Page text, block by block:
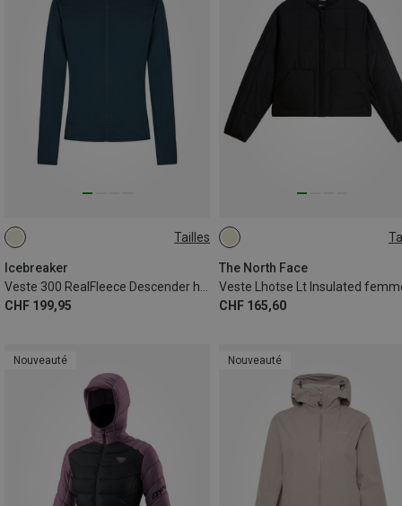
Tailles
Icebreaker
CHF 199,95
S
The North Face
Veste Lhotse Lt Insulated
CHF 165,60
XS
Nouveauté Nouveauté